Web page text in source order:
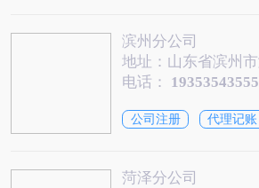
滨州分公司
电话： 19353543555
公司注册 代理记账
菏泽分公司